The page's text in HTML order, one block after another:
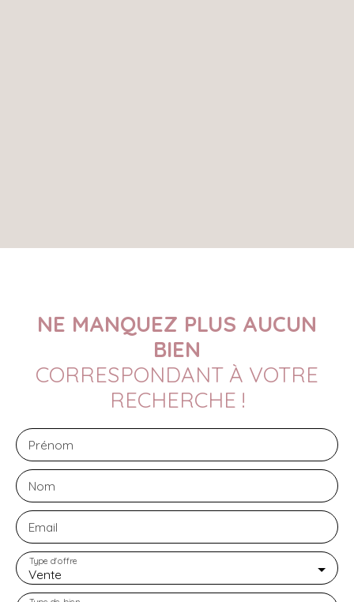
NE MANQUEZ PLUS AUCUN
BIEN
CORRESPONDANT À VOTRE
RECHERCHE !
Prénom
Nom
Email
Vente
Type d'offre